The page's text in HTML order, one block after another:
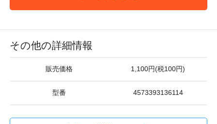
その他の詳細情報
販売価格 1,100円(税100円)
型番 4573393136114